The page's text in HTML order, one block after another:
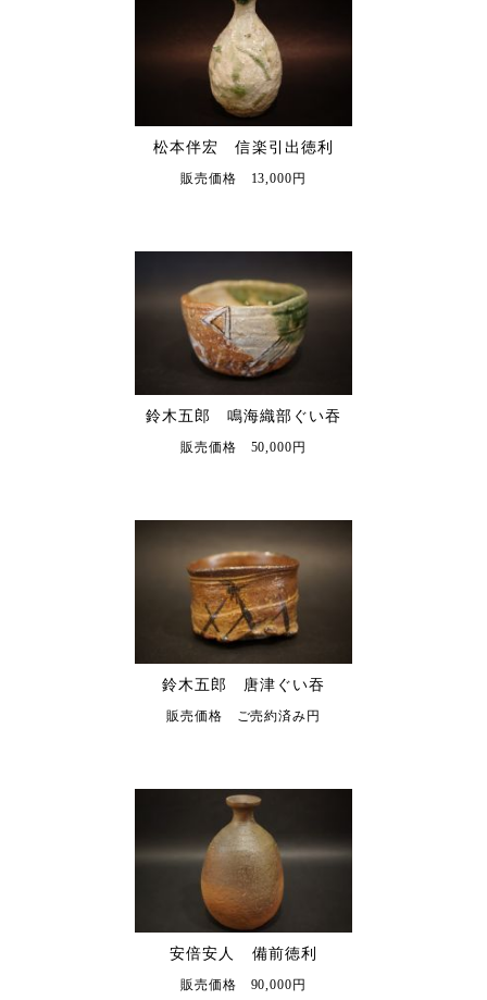
松本伴宏 信楽引出徳利
販売価格 13,000円
鈴木五郎 鳴海織部ぐい吞
販売価格 50,000円
鈴木五郎 唐津ぐい吞
販売価格 ご売約済み円
安倍安人 備前徳利
販売価格 90,000円